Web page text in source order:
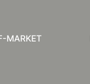
MARKET